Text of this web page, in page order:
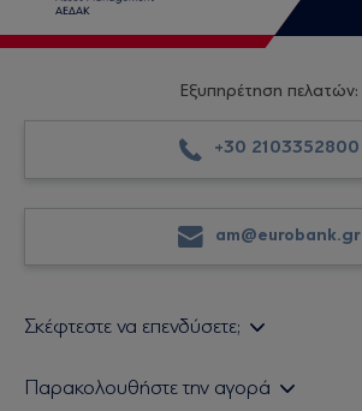
Εξυπηρέτηση πελατών:
+30 2103352800
am@eurobank.gr
Σκέφτεστε να επενδύσετε;
Παρακολουθήστε την αγορά